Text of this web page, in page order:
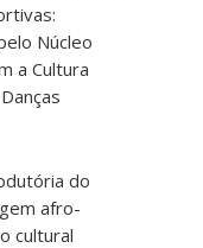
Núcleo
a Cultura
do
afro-
cultural